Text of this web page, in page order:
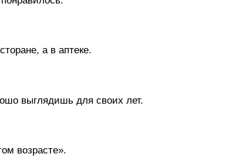
а в аптеке.
выглядишь для своих лет.
возрасте».